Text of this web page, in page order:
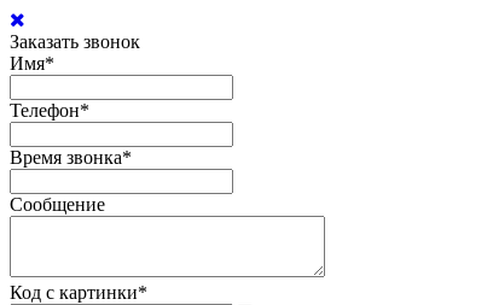
Заказать звонок
Имя*
Телефон*
Время звонка*
Сообщение
Код с картинки*